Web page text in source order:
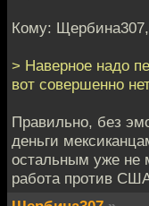
Кому: Щербина307,
> Наверное надо
вот совершенно
Правильно, без
деньги
остальным уже не
работа против